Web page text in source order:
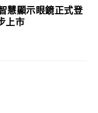
慧顯示眼鏡正式登
上市